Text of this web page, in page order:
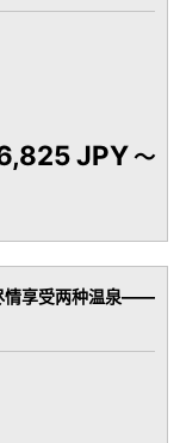
JPY～
情享受两种温泉——